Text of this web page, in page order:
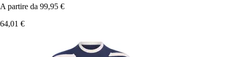
A partire da 99,95 €
64,01 €